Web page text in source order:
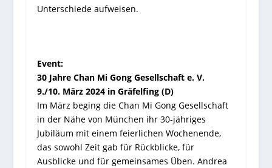
Unterschiede aufweisen.
Event:
30 Jahre Chan Mi Gong Gesellschaft e. V.
9./10. März 2024 in Gräfelfing (D)
Im März beging die Chan Mi Gong Gesellschaft
in der Nähe von München ihr 30-jähriges
Jubiläum mit einem feierlichen Wochenende,
das sowohl Zeit gab für Rückblicke, für
Ausblicke und für gemeinsames Üben. Andrea